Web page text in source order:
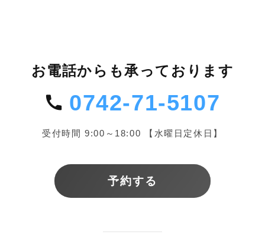
お電話からも承っております
0742-71-5107
受付時間 9:00～18:00 【水曜日定休日】
予約する